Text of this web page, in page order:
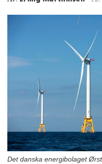
Det danska energibolaget